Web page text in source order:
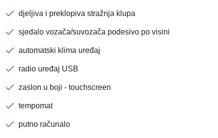
djeljiva i preklopiva stražnja klupa
sjedalo vozača/suvozača podesivo po visini
automatski klima uređaj
radio uređaj USB
zaslon u boji - touchscreen
tempomat
putno računalo
Nova lokacija - Slavonska
avenija 102, Resnik
Brza pretraga